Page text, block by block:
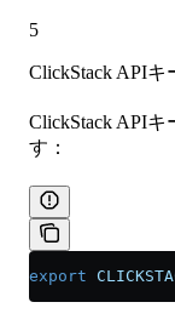
5
ClickStack APIキ
ClickStack API
す：
export